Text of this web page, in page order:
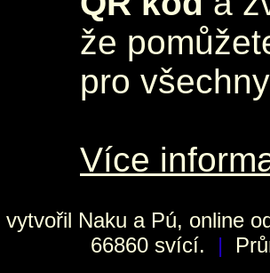
že
pro
Více
vytvořil Naku a Pú, online
66860 svící.
|